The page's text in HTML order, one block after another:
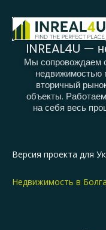
INREAL4U —
Мы сопровождаем
недвижимостью
вторичный
объекты.
на себя весь
Версия проекта для
Недвижимость в